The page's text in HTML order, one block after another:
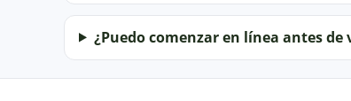
¿Puedo comenzar en línea antes